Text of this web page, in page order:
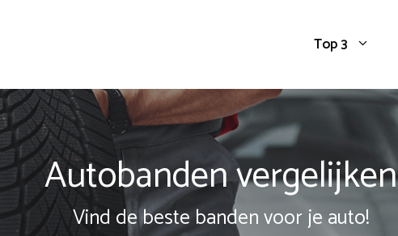
Top 3
Autobanden vergelijken
Vind de beste banden voor je auto!